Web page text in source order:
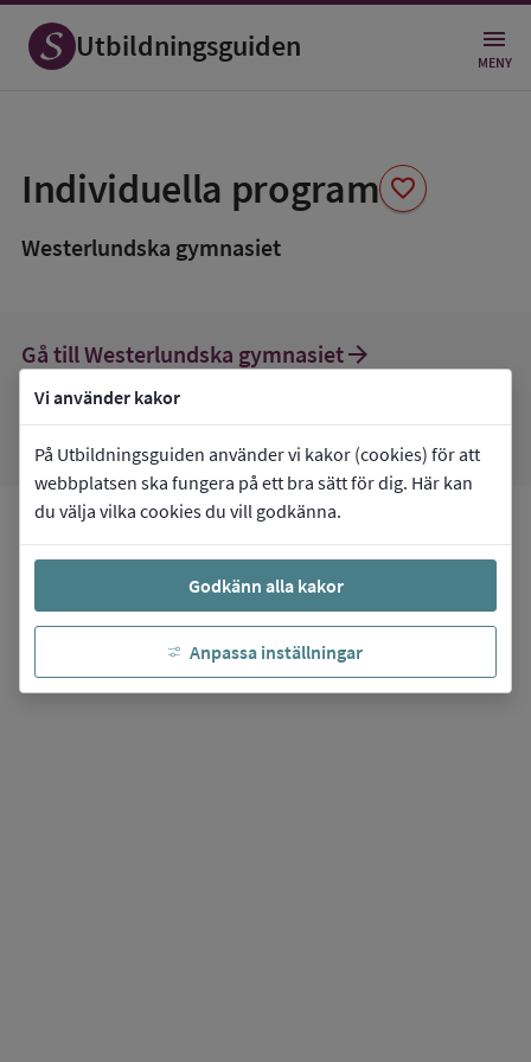
Vi använder kakor
På Utbildningsguiden använder vi kakor (cookies) för att
webbplatsen ska fungera på ett bra sätt för dig. Här kan
du välja vilka cookies du vill godkänna.
Godkänn alla kakor
Anpassa inställningar
Utbildningsguiden MENY
Individuella program favorite
som
favorit
Westerlundska gymnasiet
Gå tillWesterlundska gymnasietarrow_forward
Mina favoriterfavorite